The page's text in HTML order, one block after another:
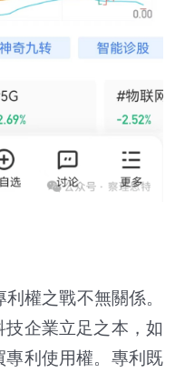
權之戰不無關係。
企業立足之本，如
利使用權。專利既